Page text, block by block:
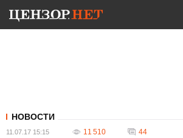
НОВОСТИ
11.07.17 15:15 11 510 44